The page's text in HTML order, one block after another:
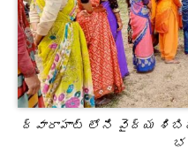
ద్వారాహాట్ లోని వైద్య